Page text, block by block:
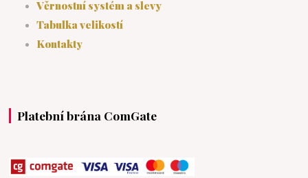
Věrnostní systém a slevy
Tabulka velikostí
Kontakty
Platební brána ComGate